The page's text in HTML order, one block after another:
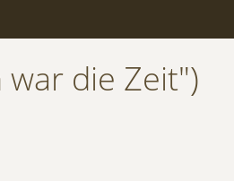
die Zeit")